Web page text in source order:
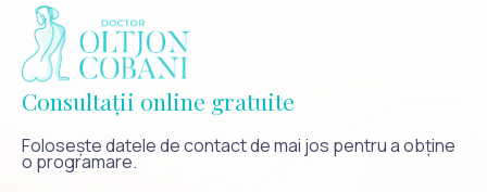
Consultații online gratuite
Folosește datele de contact de mai jos pentru a obține
o programare.